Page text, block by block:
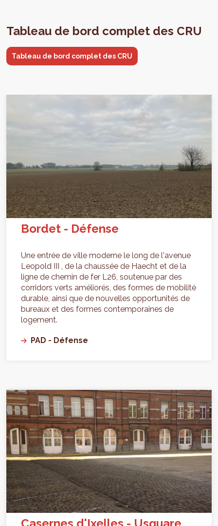
Tableau de bord complet des CRU
Tableau de bord complet des CRU
Bordet - Défense
Une entrée de ville moderne le long de l'avenue
Leopold III , de la chaussée de Haecht et de la
ligne de chemin de fer L26, soutenue par des
corridors verts améliorés, des formes de mobilité
durable, ainsi que de nouvelles opportunités de
bureaux et des formes contemporaines de
logement.
PAD - Défense